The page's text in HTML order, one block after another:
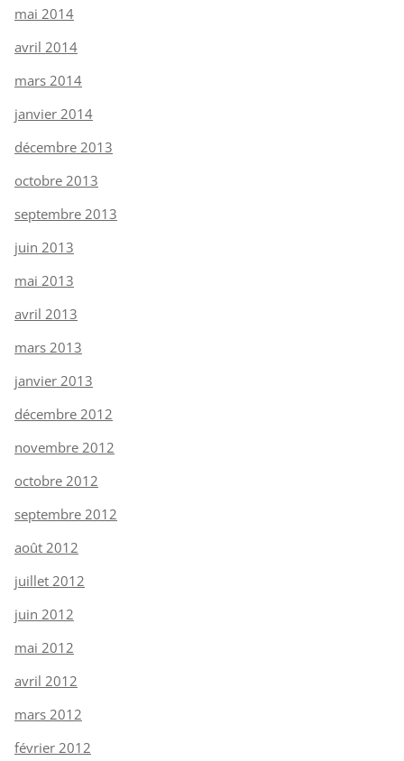
mai 2014
avril 2014
mars 2014
janvier 2014
décembre 2013
octobre 2013
septembre 2013
juin 2013
mai 2013
avril 2013
mars 2013
janvier 2013
décembre 2012
novembre 2012
octobre 2012
septembre 2012
août 2012
juillet 2012
juin 2012
mai 2012
avril 2012
mars 2012
février 2012